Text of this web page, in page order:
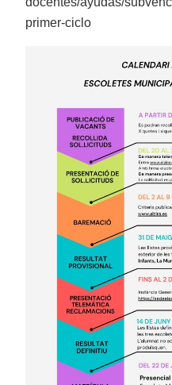
primer-ciclo